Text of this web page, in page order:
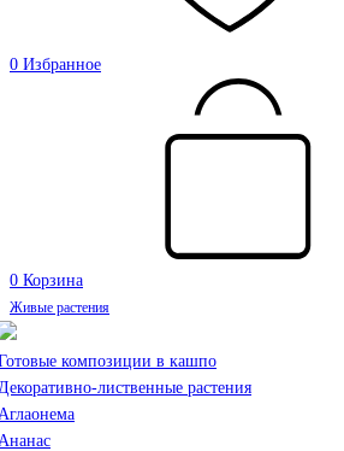
0 Избранное
0 Корзина
Живые растения
композиции в кашпо
лиственные растения